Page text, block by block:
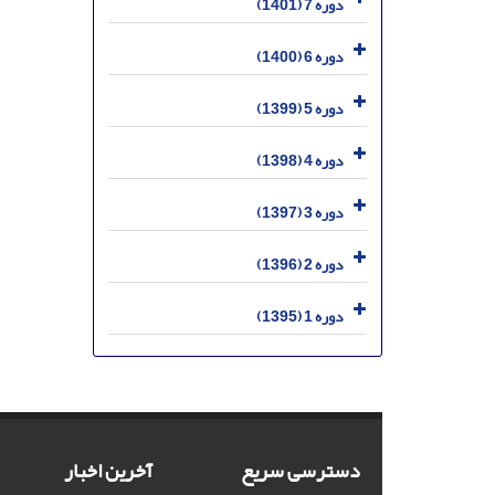
دوره 6 (1400)
دوره 5 (1399)
دوره 4 (1398)
دوره 3 (1397)
دوره 2 (1396)
دوره 1 (1395)
دسترسی سریع آخرین اخبار